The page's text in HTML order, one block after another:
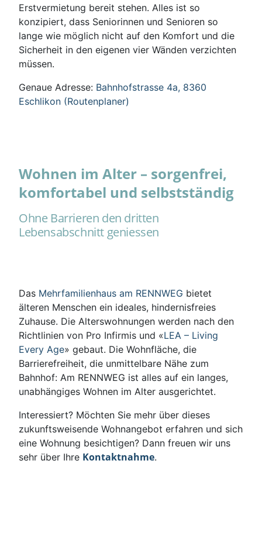
Erstvermietung bereit stehen. Alles ist so
konzipiert, dass Seniorinnen und Senioren so
lange wie möglich nicht auf den Komfort und die
Sicherheit in den eigenen vier Wänden verzichten
müssen.
Genaue Adresse: Bahnhofstrasse 4a, 8360
Eschlikon (Routenplaner)
Wohnen im Alter – sorgenfrei,
komfortabel und selbstständig
Ohne Barrieren den dritten
Lebensabschnitt geniessen
Das Mehrfamilienhaus am RENNWEG bietet
älteren Menschen ein ideales, hindernisfreies
Zuhause. Die Alterswohnungen werden nach den
Richtlinien von Pro Infirmis und «LEA – Living
Every Age» gebaut. Die Wohnfläche, die
Barrierefreiheit, die unmittelbare Nähe zum
Bahnhof: Am RENNWEG ist alles auf ein langes,
unabhängiges Wohnen im Alter ausgerichtet.
Interessiert? Möchten Sie mehr über dieses
zukunftsweisende Wohnangebot erfahren und sich
eine Wohnung besichtigen? Dann freuen wir uns
sehr über Ihre Kontaktnahme.